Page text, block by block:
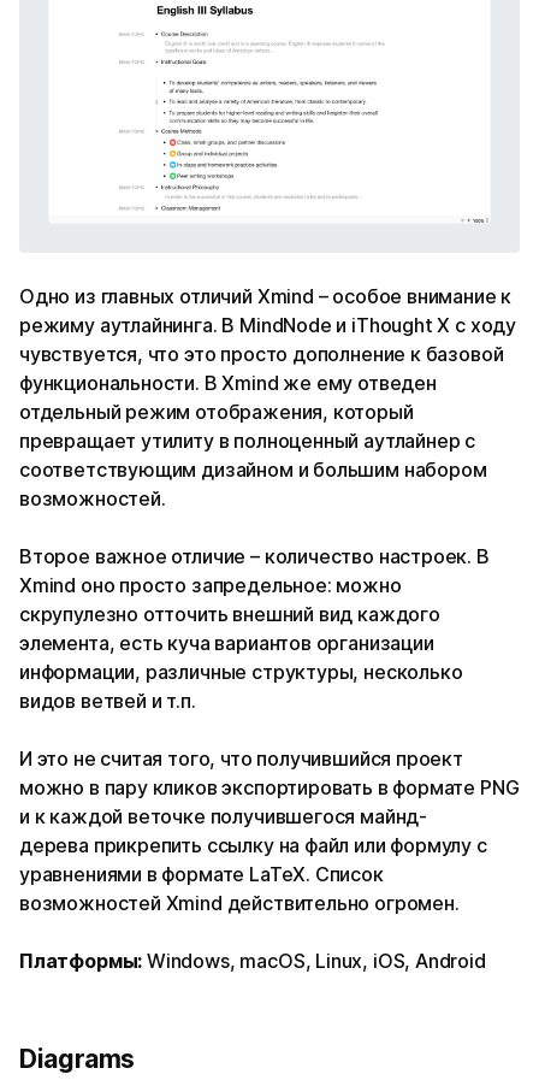
Одно из главных отличий Xmind – особое внимание к
режиму аутлайнинга. В MindNode и iThought X с ходу
чувствуется, что это просто дополнение к базовой
функциональности. В Xmind же ему отведен
отдельный режим отображения, который
превращает утилиту в полноценный аутлайнер с
соответствующим дизайном и большим набором
возможностей.
Второе важное отличие – количество настроек. В
Xmind оно просто запредельное: можно
скрупулезно отточить внешний вид каждого
элемента, есть куча вариантов организации
информации, различные структуры, несколько
видов ветвей и т.п.
И это не считая того, что получившийся проект
можно в пару кликов экспортировать в формате PNG
и к каждой веточке получившегося майнд-
дерева прикрепить ссылку на файл или формулу с
уравнениями в формате LaTeX. Список
возможностей Xmind действительно огромен.
Платформы: Windows, macOS, Linux, iOS, Android
Diagrams